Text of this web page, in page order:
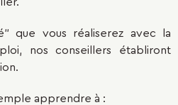
que vous réaliserez avec la
nos conseillers établiront
apprendre à :